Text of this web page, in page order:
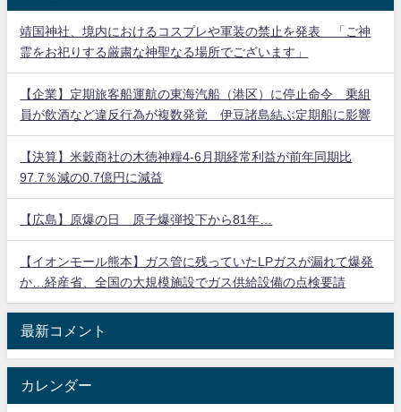
靖国神社、境内におけるコスプレや軍装の禁止を発表 「ご神
霊をお祀りする厳粛な神聖なる場所でございます」
【企業】定期旅客船運航の東海汽船（港区）に停止命令 乗組
員が飲酒など違反行為が複数発覚 伊豆諸島結ぶ定期船に影響
【決算】米穀商社の木徳神糧4-6月期経常利益が前年同期比
97.7％減の0.7億円に減益
【広島】原爆の日 原子爆弾投下から81年…
【イオンモール熊本】ガス管に残っていたLPガスが漏れて爆発
か…経産省、全国の大規模施設でガス供給設備の点検要請
最新コメント
カレンダー